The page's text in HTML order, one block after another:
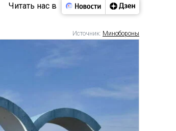
Читать нас в
Источник: Минобороны